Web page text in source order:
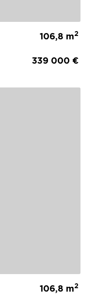
106,8 m2
339 000 €
106,8 m2